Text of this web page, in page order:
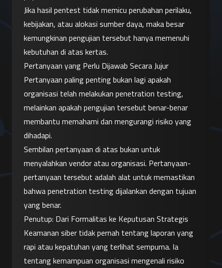
Jika hasil pentest tidak memicu perubahan perilaku,
kebijakan, atau alokasi sumber daya, maka besar
kemungkinan pengujian tersebut hanya memenuhi
kebutuhan di atas kertas.
Pertanyaan yang Perlu Dijawab Secara Jujur
Pertanyaan paling penting bukan lagi apakah
organisasi telah melakukan penetration testing,
melainkan apakah pengujian tersebut benar-benar
membantu memahami dan mengurangi risiko yang
dihadapi.
Sembilan pertanyaan di atas bukan untuk
menyalahkan vendor atau organisasi. Pertanyaan-
pertanyaan tersebut adalah alat untuk memastikan
bahwa penetration testing dijalankan dengan tujuan
yang benar.
Penutup: Dari Formalitas ke Keputusan Strategis
Keamanan siber tidak pernah tentang laporan yang
rapi atau kepatuhan yang terlihat sempurna. Ia
tentang kemampuan organisasi mengenali risiko